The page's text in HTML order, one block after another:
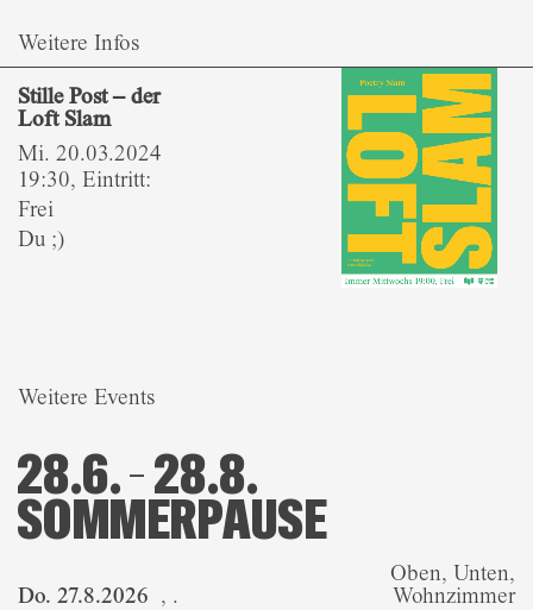
Weitere Infos
Stille Post – der
Loft Slam
Mi. 20.03.2024
19:30, Eintritt:
Frei
Du ;)
Weitere Events
Do. 27.8.2026 , .
28.6. – 28.8.
SOMMERPAUSE
Oben, Unten,
Wohnzimmer